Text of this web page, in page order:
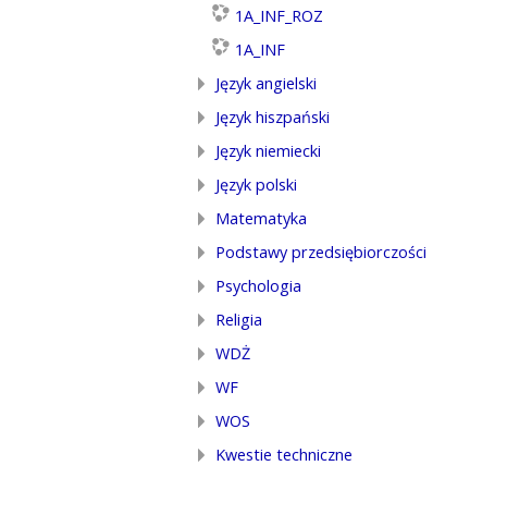
1A_INF_ROZ
1A_INF
Język angielski
Język hiszpański
Język niemiecki
Język polski
Matematyka
Podstawy przedsiębiorczości
Psychologia
Religia
WDŻ
WF
WOS
Kwestie techniczne